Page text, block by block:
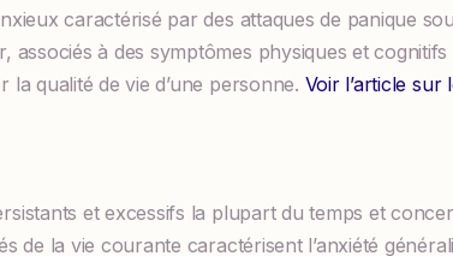
caractérisé par des attaques de panique
associés à des symptômes physiques et
qualité de vie d’une personne. Voir l’article sur
et excessifs la plupart du temps et
de la vie courante caractérisent l’anxiété